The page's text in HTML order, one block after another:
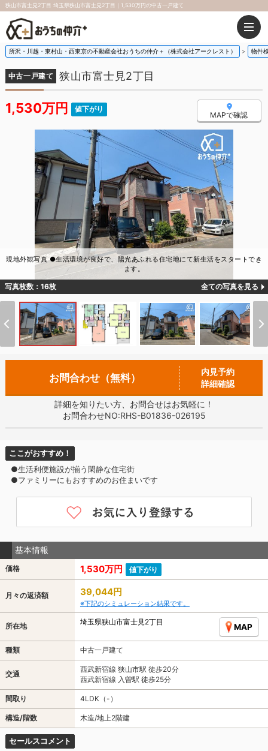
狭山市富士見2丁目 埼玉県狭山市富士見2丁目｜1,530万円の中古一戸建て
所沢・川越・東村山・西東京の不動産会社おうちの仲介＋（株式会社アークレスト） 物件
中古一戸建て 狭山市富士見2丁目
1,530万円 値下がり
MAPで確認
現地外観写真 ●生活環境が良好で、陽光あふれる住宅地にて新生活をスタートでき
ます。
写真枚数：16枚 全ての写真を見る
お問合わせ（無料）
内見予約
詳細確認
詳細を知りたい方、お問合せはお気軽に！
お問合わせNO:RHS-B01836-026195
ここがおすすめ！
●生活利便施設が揃う閑静な住宅街
●ファミリーにもおすすめのお住まいです
基本情報
価格 1,530万円 値下がり
月々の返済額 39,044円
※下記のシミュレーション結果です。
所在地 埼玉県狭山市富士見2丁目
MAP
種類 中古一戸建て
交通
西武新宿線 狭山市駅 徒歩20分
西武新宿線 入曽駅 徒歩25分
間取り 4LDK（-）
構造/階数 木造/地上2階建
セールスコメント